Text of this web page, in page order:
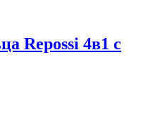
Repossi 4в1 с